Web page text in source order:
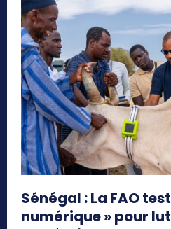
Sénégal : La FAO
numérique » pour